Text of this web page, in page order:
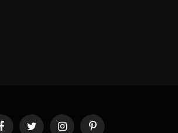
FacebookTwitter InstagramPinterest